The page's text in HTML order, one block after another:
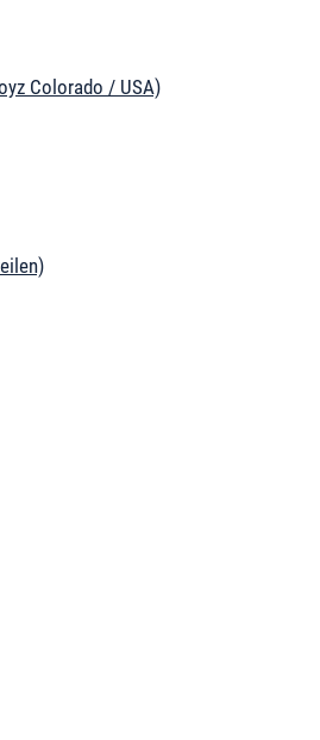
Colorado / USA)